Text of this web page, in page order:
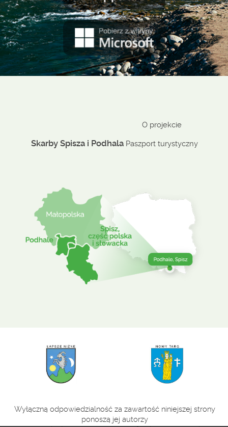
Skarby Spisza i Podhala
O projekcie
Paszport turystyczny
Wyłączną odpowiedzialność za zawartość niniejszej strony
ponoszą jej autorzy